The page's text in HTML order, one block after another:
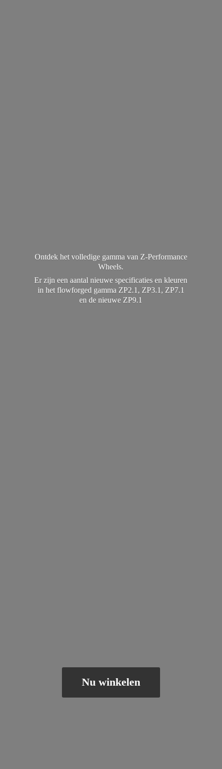
Ontdek het volledige gamma van Z-Performance
Wheels.
Er zijn een aantal nieuwe specificaties en kleuren
in het flowforged gamma ZP2.1, ZP3.1, ZP7.1
en denieuwe ZP9.1
Nu winkelen